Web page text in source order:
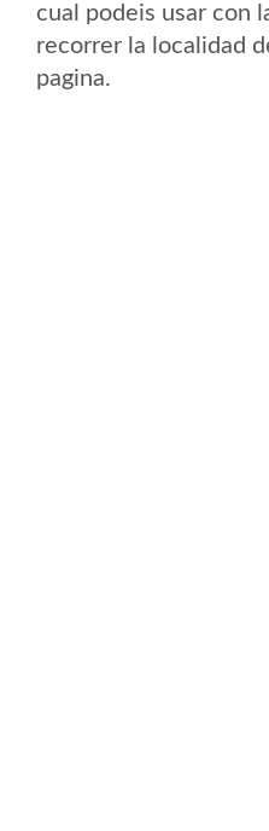
cual podeis usar con
recorrer la localidad
pagina.